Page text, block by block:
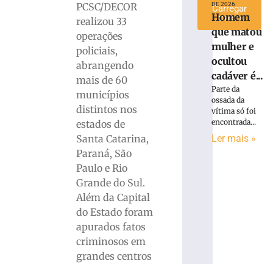
PCSC/DECOR
realizou 33
operações
policiais,
abrangendo
mais de 60
municípios
distintos nos
estados de
Santa Catarina,
Paraná, São
Paulo e Rio
Grande do Sul.
Além da Capital
do Estado foram
apurados fatos
criminosos em
grandes centros
Carregar
mais »
DE 2026
Homem
que matou
mulher e
ocultou
cadáver é...
Parte da
ossada da
vítima só foi
encontrada...
Ler mais »